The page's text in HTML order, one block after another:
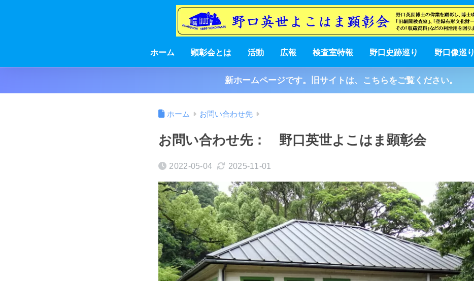
ホーム 顕彰会とは 活動 広報 検査室特報 野口史跡巡り 野口像巡り
新ホームページです。旧サイトは、こちらをご覧ください。
ホーム お問い合わせ先
お問い合わせ先： 野口英世よこはま顕彰会
2022-05-04 2025-11-01